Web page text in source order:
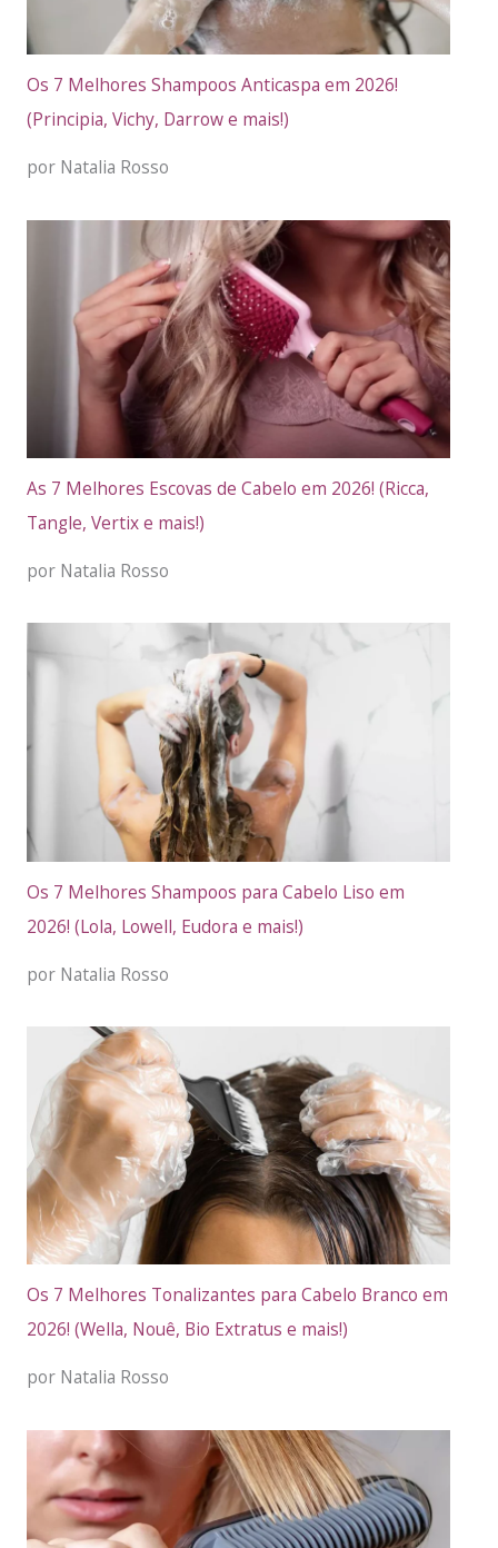
Os 7 Melhores Shampoos Anticaspa em 2026!
(Principia, Vichy, Darrow e mais!)
por Natalia Rosso
As 7 Melhores Escovas de Cabelo em 2026! (Ricca,
Tangle, Vertix e mais!)
por Natalia Rosso
Os 7 Melhores Shampoos para Cabelo Liso em
2026! (Lola, Lowell, Eudora e mais!)
por Natalia Rosso
Os 7 Melhores Tonalizantes para Cabelo Branco em
2026! (Wella, Nouê, Bio Extratus e mais!)
por Natalia Rosso